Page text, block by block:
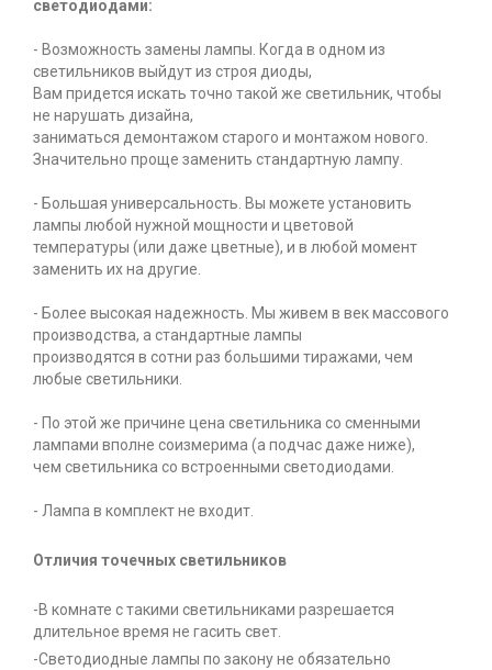
светодиодами:
- Возможность замены лампы. Когда в одном из
светильников выйдут из строя диоды,
Вам придется искать точно такой же светильник, чтобы
не нарушать дизайна,
заниматься демонтажом старого и монтажом нового.
Значительно проще заменить стандартную лампу.
- Большая универсальность. Вы можете установить
лампы любой нужной мощности и цветовой
температуры (или даже цветные), и в любой момент
заменить их на другие.
- Более высокая надежность. Мы живем в век массового
производства, а стандартные лампы
производятся в сотни раз большими тиражами, чем
любые светильники.
- По этой же причине цена светильника со сменными
лампами вполне соизмерима (а подчас даже ниже),
чем светильника со встроенными светодиодами.
- Лампа в комплект не входит.
Отличия точечных светильников
-В комнате с такими светильниками разрешается
длительное время не гасить свет.
-Светодиодные лампы по закону не обязательно